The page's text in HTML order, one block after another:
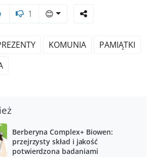
1 😊
KOMUNIA
PAMIĄTKI
Berberyna Complex+ Biowen:
przejrzysty skład i jakość
potwierdzona badaniami